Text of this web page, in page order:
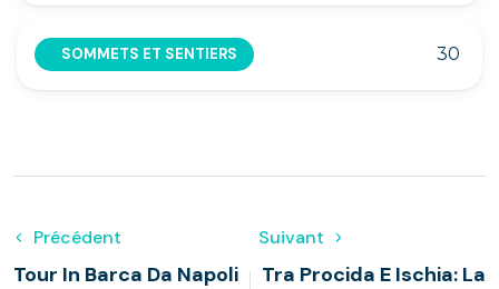
SOMMETS ET SENTIERS 30
Précédent
Tour In Barca Da Napoli
Suivant
Tra Procida E Ischia: La